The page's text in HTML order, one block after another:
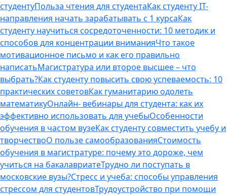
студентуПольза чтения для студентаКак студенту IT-
направления начать зарабатывать с 1 курсаКак
студенту научиться сосредоточенности: 10 методик и
способов для концентрации вниманияЧто такое
мотивационное письмо и как его правильно
написатьМагистратура или второе высшее – что
выбрать?Как студенту повысить свою успеваемость: 10
практических советовКак гуманитарию одолеть
математикуОнлайн- вебинары для студента: как их
эффективно использовать для учебыОсобенности
обучения в частом вузеКак студенту совместить учебу и
творчествоО пользе самообразованияСтоимость
обучения в магистратуре: почему это дороже, чем
учиться на бакалавриатеТрудно ли поступать в
московские вузы?Стресс и учеба: способы управления
стрессом для студентовТрудоустройство при помощи